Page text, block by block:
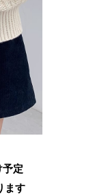
予定
ます